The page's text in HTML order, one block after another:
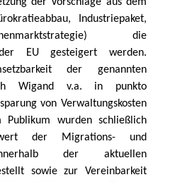
Industriepaket,
die
der EU gesteigert werden.
der genannten
Wigand v.a. in punkto
von Verwaltungskosten
Publikum wurden schließlich
der Migrations- und
der aktuellen
sowie zur Vereinbarkeit